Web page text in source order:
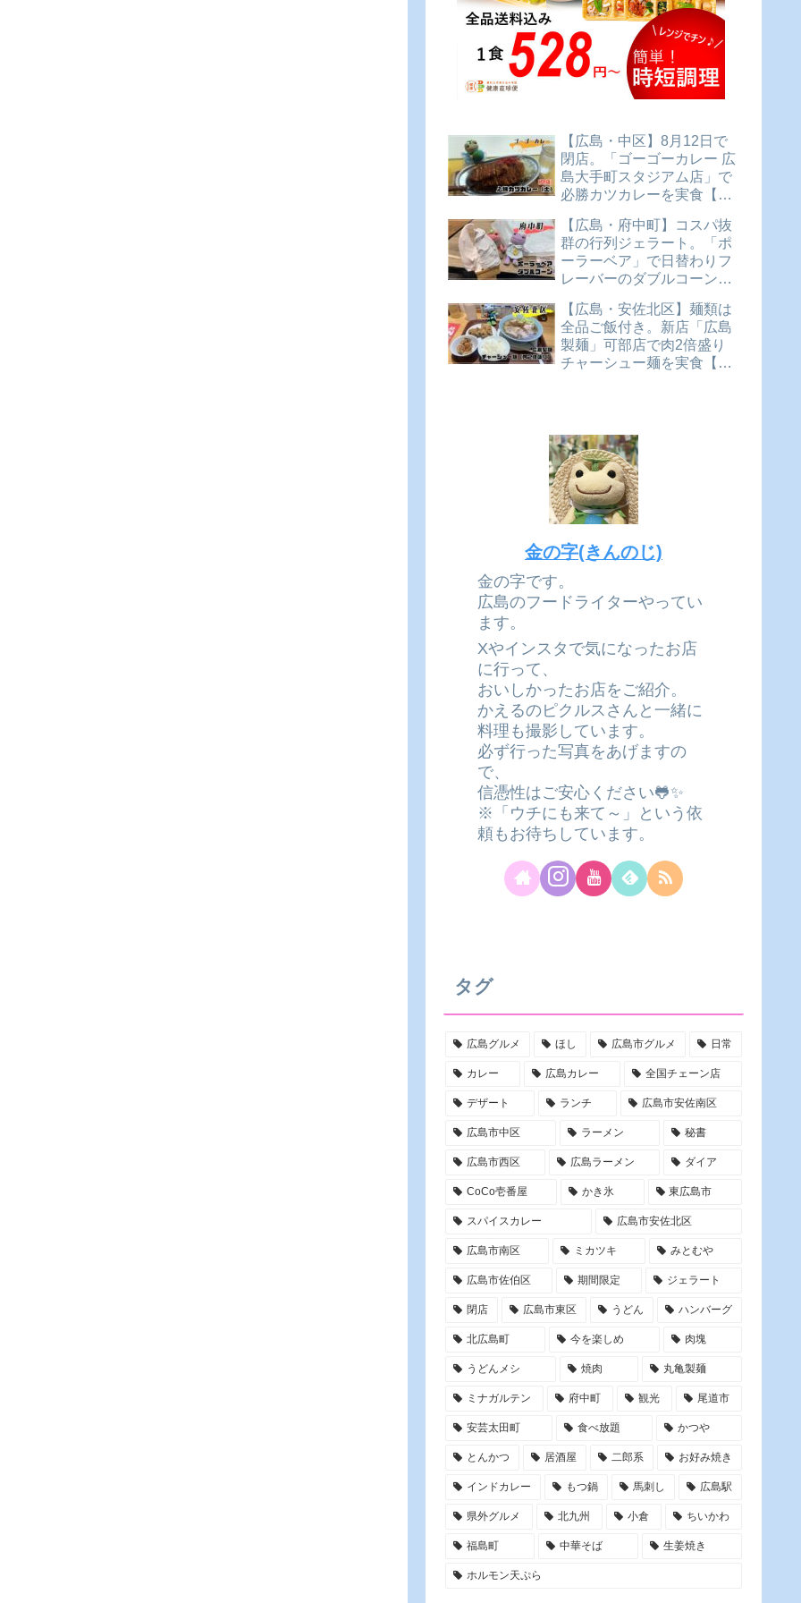
【広島・中区】8月12日で
閉店。「ゴーゴーカレー 広
島大手町スタジアム店」で
必勝カツカレーを実食【か
ュー】
【広島・府中町】コスパ抜
群の行列ジェラート。「ポ
ーラーベア」で日替わりフ
レーバーのダブルコーンを
実食レビュー】
【広島・安佐北区】麺類は
全品ご飯付き。新店「広島
製麺」可部店で肉2倍盛り
チャーシュー麺を実食【か
金の字(きんのじ)
金の字です。
広島のフードライターやってい
ます。
Xやインスタで気になったお店
に行って、
おいしかったお店をご紹介。
かえるのピクルスさんと一緒に
料理も撮影しています。
必ず行った写真をあげますの
で、
信憑性はご安心ください🐸✨
※「ウチにも来て～」という依
頼もお待ちしています。
タグ
広島グルメ ほし 広島市グルメ 日常
カレー 広島カレー 全国チェーン店
デザート ランチ 広島市安佐南区
広島市中区 ラーメン 秘書
広島市西区 広島ラーメン ダイア
CoCo壱番屋 かき氷 東広島市
スパイスカレー 広島市安佐北区
広島市南区 ミカツキ みとむや
広島市佐伯区 期間限定 ジェラート
閉店 広島市東区 うどん ハンバーグ
北広島町 今を楽しめ 肉塊
うどんメシ 焼肉 丸亀製麺
ミナガルテン 府中町 観光 尾道市
安芸太田町 食べ放題 かつや
とんかつ 居酒屋 二郎系 お好み焼き
インドカレー もつ鍋 馬刺し 広島駅
県外グルメ 北九州 小倉 ちいかわ
福島町 中華そば 生姜焼き
ホルモン天ぷら